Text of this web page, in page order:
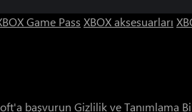
Game Pass XBOX aksesuarları
başvurun Gizlilik ve Tanımlama